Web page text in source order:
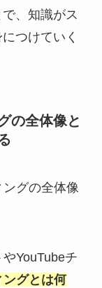
、知識がス
つけていく
の全体像と
グの全体像
YouTubeチ
グとは何